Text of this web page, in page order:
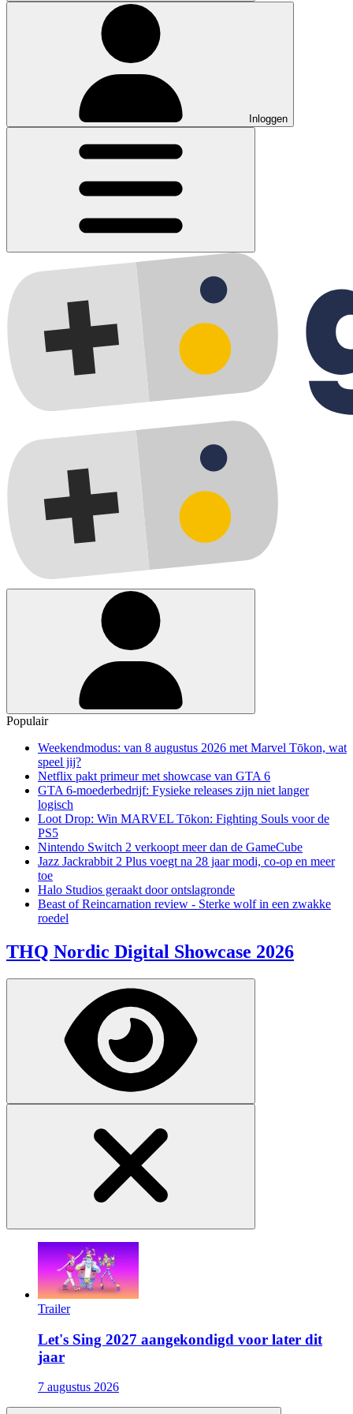
Inloggen
Populair
Weekendmodus: van 8 augustus 2026 met Marvel Tōkon, wat
speel jij?
Netflix pakt primeur met showcase van GTA 6
GTA 6-moederbedrijf: Fysieke releases zijn niet langer
logisch
Loot Drop: Win MARVEL Tōkon: Fighting Souls voor de
PS5
Nintendo Switch 2 verkoopt meer dan de GameCube
Jazz Jackrabbit 2 Plus voegt na 28 jaar modi, co-op en meer
toe
Halo Studios geraakt door ontslagronde
Beast of Reincarnation review - Sterke wolf in een zwakke
roedel
THQ Nordic Digital Showcase 2026
Trailer
Let's Sing 2027 aangekondigd voor later dit
jaar
7 augustus 2026